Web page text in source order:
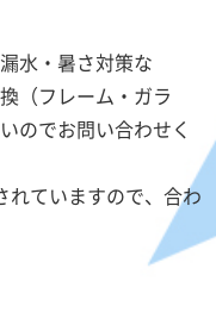
水・暑さ対策な
（フレーム・ガラ
のでお問い合わせく
れていますので、合わ